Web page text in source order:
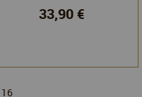
33,90 €
16